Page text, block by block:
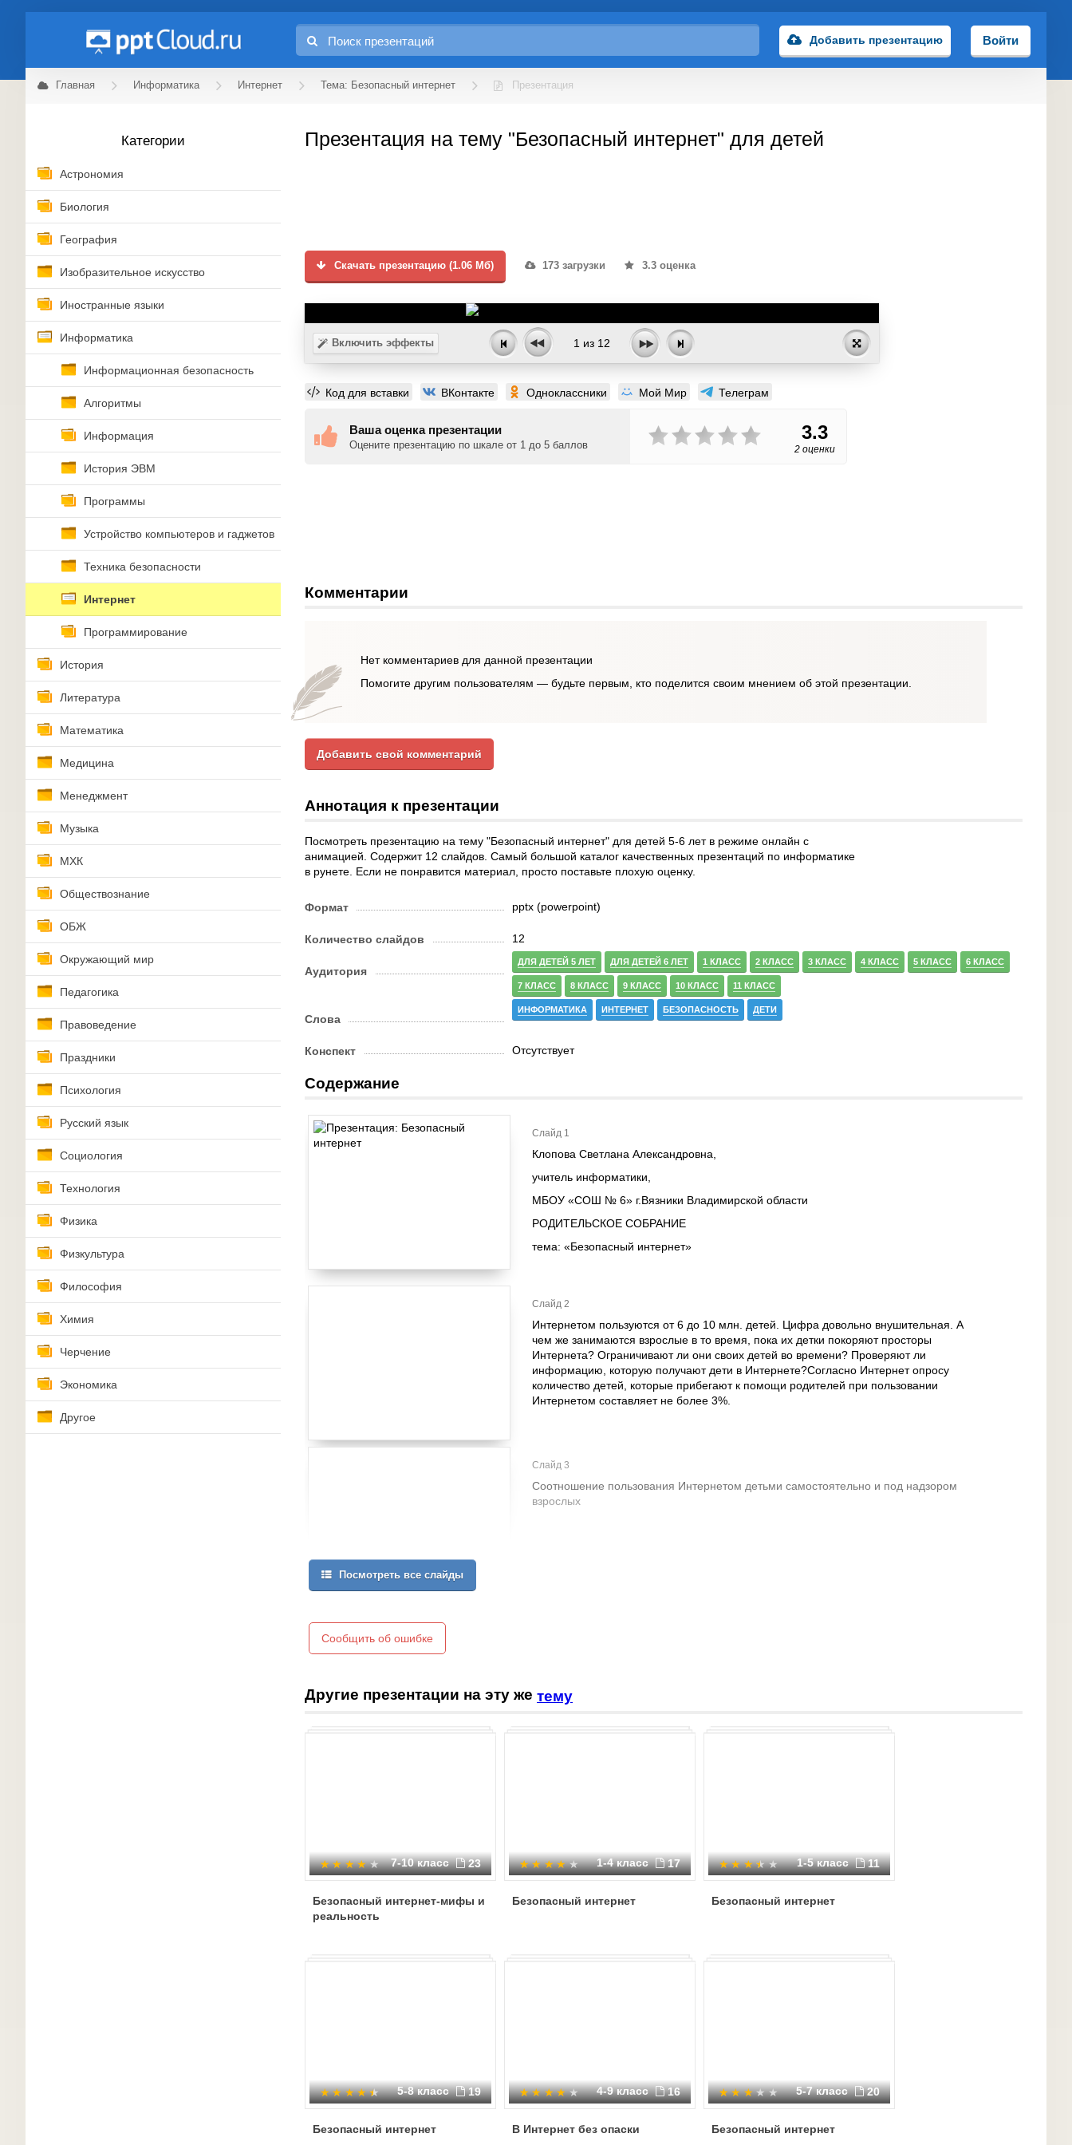
Добавить презентацию Войти
Главная Информатика Интернет Тема: Безопасный интернет Презентация
Категории
Астрономия
Биология
География
Изобразительное искусство
Иностранные языки
Информатика
Информационная безопасность
Алгоритмы
Информация
История ЭВМ
Программы
Устройство компьютеров и гаджетов
Техника безопасности
Интернет
Программирование
История
Литература
Математика
Медицина
Менеджмент
Музыка
МХК
Обществознание
ОБЖ
Окружающий мир
Педагогика
Правоведение
Праздники
Психология
Русский язык
Социология
Технология
Физика
Физкультура
Философия
Химия
Черчение
Экономика
Другое
Презентация на тему "Безопасный интернет" для детей
Скачать презентацию (1.06 Мб) 173 загрузки 3.3 оценка
Включить эффекты 1 из 12
Код для вставки ВКонтакте Одноклассники Мой Мир Телеграм
Ваша оценка презентации
Оцените презентацию по шкале от 1 до 5 баллов
3.3
2 оценки
Комментарии
Нет комментариев для данной презентации
Помогите другим пользователям — будьте первым, кто поделится своим мнением об этой презентации.
Добавить свой комментарий
Аннотация к презентации
Посмотреть презентацию на тему "Безопасный интернет" для детей 5-6 лет в режиме онлайн с
анимацией. Содержит 12 слайдов. Самый большой каталог качественных презентаций по информатике
в рунете. Если не понравится материал, просто поставьте плохую оценку.
Формат pptx (powerpoint)
Количество слайдов 12
Аудитория
ДЛЯ ДЕТЕЙ 5 ЛЕТ ДЛЯ ДЕТЕЙ 6 ЛЕТ 1 КЛАСС 2 КЛАСС 3 КЛАСС 4 КЛАСС 5 КЛАСС 6 КЛАСС
7 КЛАСС 8 КЛАСС 9 КЛАСС 10 КЛАСС 11 КЛАСС
Слова
ИНФОРМАТИКА ИНТЕРНЕТ БЕЗОПАСНОСТЬ ДЕТИ
Конспект Отсутствует
Содержание
Слайд 1
Клопова Светлана Александровна,
учитель информатики,
МБОУ «СОШ № 6» г.Вязники Владимирской области
РОДИТЕЛЬСКОЕ СОБРАНИЕ
тема: «Безопасный интернет»
Слайд 2
Интернетом пользуются от 6 до 10 млн. детей. Цифра довольно внушительная. А
чем же занимаются взрослые в то время, пока их детки покоряют просторы
Интернета? Ограничивают ли они своих детей во времени? Проверяют ли
информацию, которую получают дети в Интернете?Согласно Интернет опросу
количество детей, которые прибегают к помощи родителей при пользовании
Интернетом составляет не более 3%.
Слайд 3
Соотношение пользования Интернетом детьми самостоятельно и под надзором
взрослых
Посмотреть все слайды
Сообщить об ошибке
Другие презентации на эту же тему
7-10 класс 23
Безопасный интернет-мифы и
реальность
1-4 класс 17
Безопасный интернет
1-5 класс 11
Безопасный интернет
5-8 класс 19
Безопасный интернет
4-9 класс 16
В Интернет без опаски
5-7 класс 20
Безопасный интернет